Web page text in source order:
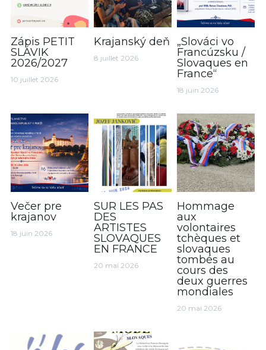
Zápis PETIT
SLÁVIK
2026/2027
10 juillet 2026
Krajanský deň
8 juillet 2026
„Slováci vo
Francúzsku /
Slovaques en
France“
18 juin 2026
Večer pre
krajanov
18 juin 2026
SUR LES PAS
DES
ARTISTES
SLOVAQUES
EN FRANCE
20 mai 2026
Hommage
aux
volontaires
tchèques et
slovaques
tombés au
cours des
deux guerres
mondiales
20 mai 2026